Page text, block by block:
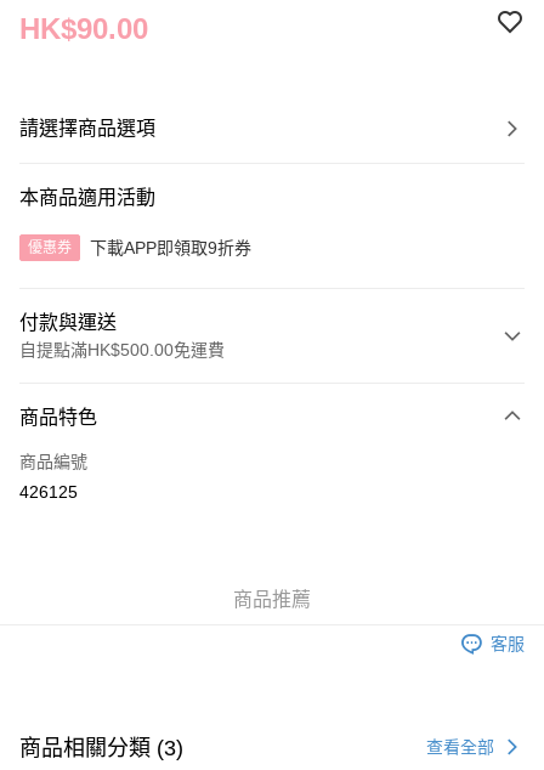
HK$90.00
請選擇商品選項
本商品適用活動
優惠券 下載APP即領取9折券
付款與運送
自提點滿HK$500.00免運費
信用卡
AlipayHK
每筆HK$40.00，滿HK$500.00或以上免運費
每筆HK$40.00，滿HK$500.00或以上免運費
商品特色
商品編號
426125
商品推薦
客服
商品相關分類 (3) 查看全部